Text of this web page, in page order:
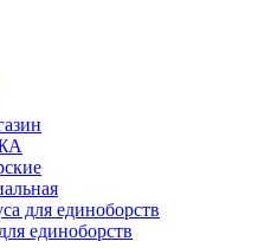
для единоборств
единоборств